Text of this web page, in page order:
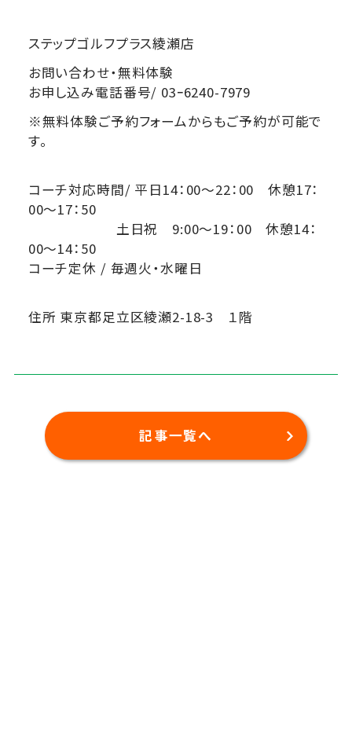
ステップゴルフプラス綾瀬店
お問い合わせ・無料体験
お申し込み電話番号/ 03ｰ6240-7979
※無料体験ご予約フォームからもご予約が可能で
す。
コーチ対応時間/ 平日14：00～22：00 休憩17：
00～17：50
土日祝 9:00～19：00 休憩14：
00～14：50
コーチ定休 / 毎週火・水曜日
住所 東京都足立区綾瀬2-18-3 １階
記事一覧へ